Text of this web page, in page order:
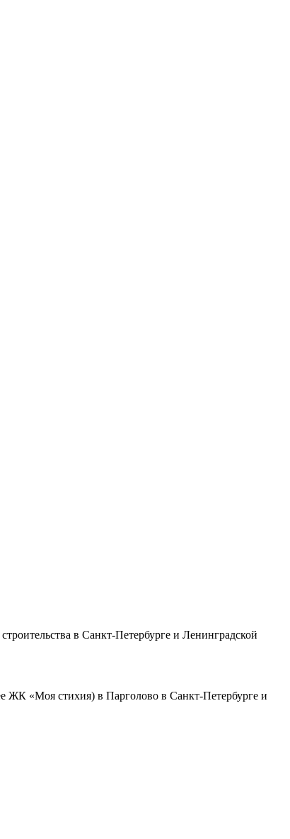
в Санкт-Петербурге и Ленинградской
ЖК «Моя стихия) в Парголово в Санкт-Петербурге и